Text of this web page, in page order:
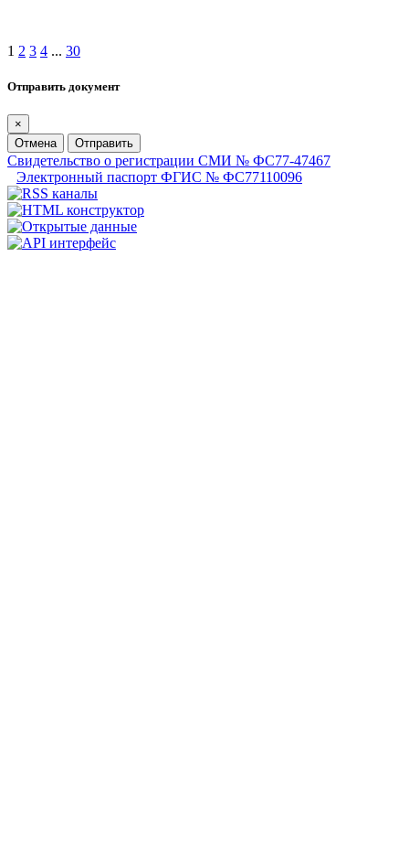
1 2 3 4 ... 30
Отправить документ
×
Отмена
Отправить
Свидетельство о регистрации СМИ № ФС77-47467
Электронный паспорт ФГИС № ФС77110096